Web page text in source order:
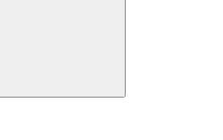
Buscar